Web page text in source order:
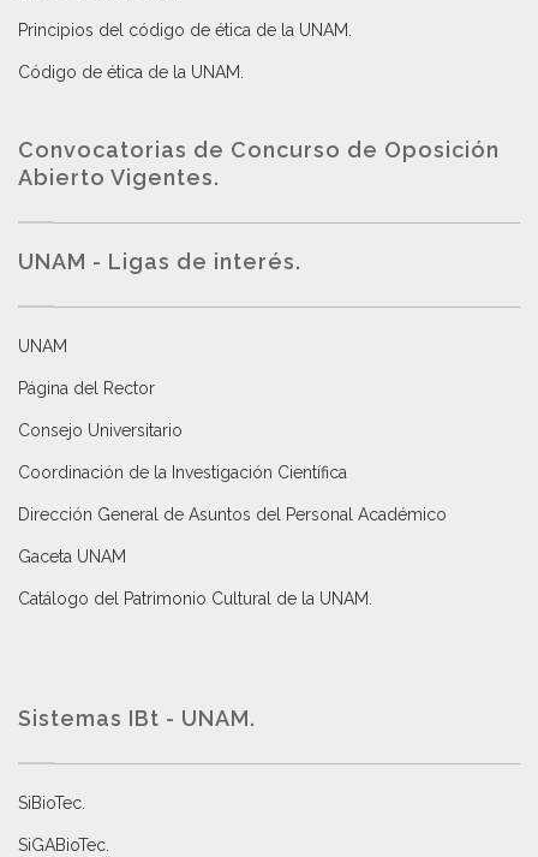
Principios del código de ética de la UNAM
Código de ética de la UNAM
Convocatorias de Concurso de Oposición
Abierto Vigentes.
UNAM - Ligas de interés.
UNAM
Página del Rector
Consejo Universitario
Coordinación de la Investigación Científica
Dirección General de Asuntos del Personal Académico
Gaceta UNAM
Catálogo del Patrimonio Cultural de la UNAM.
Sistemas IBt - UNAM.
SiBioTec
SiGABioTec.